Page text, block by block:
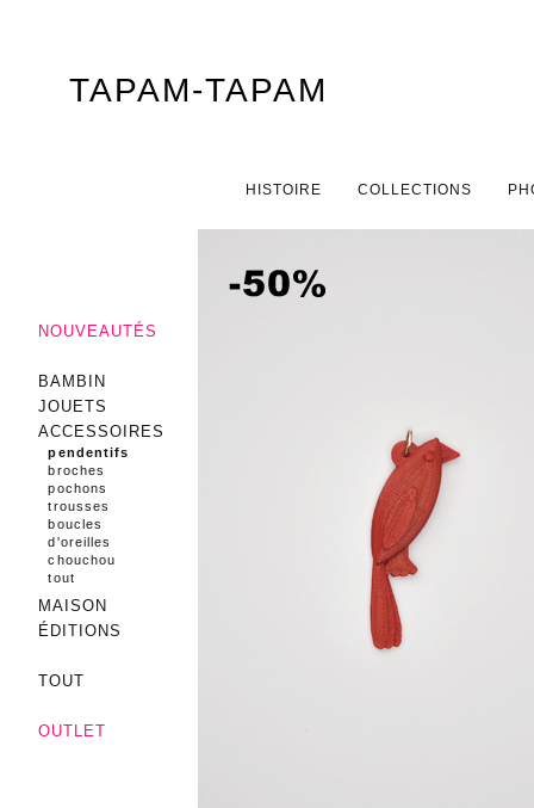
TAPAM-TAPAM
ALLER AU CONTENU PRINCIPAL
ALLER AU CONTENU SECONDAIRE
HISTOIRE COLLECTIONS
NOUVEAUTÉS
BAMBIN
JOUETS
ACCESSOIRES
pendentifs
broches
pochons
trousses
boucles
d'oreilles
chouchou
tout
MAISON
ÉDITIONS
TOUT
OUTLET